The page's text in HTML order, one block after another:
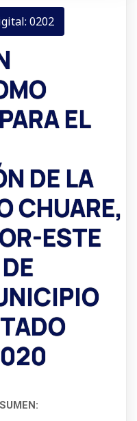
0202
EL
DE LA
CHUARE,
ESTE